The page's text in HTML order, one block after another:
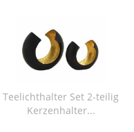
2-teilig